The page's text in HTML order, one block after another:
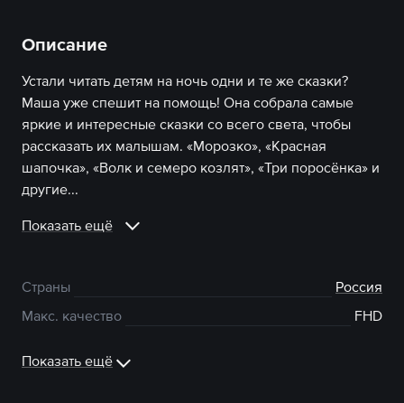
Описание
Устали читать детям на ночь одни и те же сказки?
Маша уже спешит на помощь! Она собрала самые
яркие и интересные сказки со всего света, чтобы
рассказать их малышам. «Морозко», «Красная
шапочка», «Волк и семеро козлят», «Три поросёнка» и
другие...
Показать ещё
Страны
Россия
Макс. качество
FHD
Показать ещё